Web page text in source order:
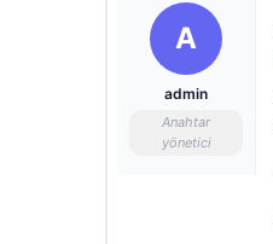
A
admin
Anahtar
yönetici